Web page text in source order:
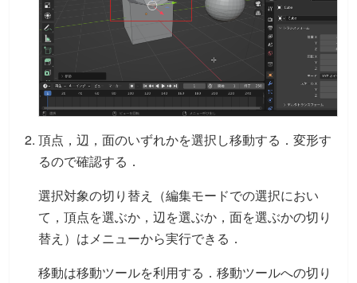
頂点，辺，面のいずれかを選択し移動する．変形す
るので確認する．
選択対象の切り替え（編集モードでの選択におい
て，頂点を選ぶか，辺を選ぶか，面を選ぶかの切り
替え）はメニューから実行できる．
移動は移動ツールを利用する．移動ツールへの切り